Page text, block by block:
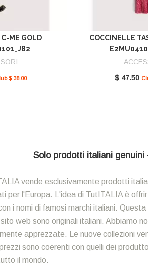
ME GOLD
$ 38.00
COCCINELLE
$ 47.50
Solo prodotti italiani
vende esclusivamente prodotti
per l'Europa. L'idea di TutITALIA è
i nomi di famosi marchi italiani.
web sono originali italiani. Abbiamo
apprezzate. Le nuove collezioni
sono coerenti con quelli dei
il mondo.